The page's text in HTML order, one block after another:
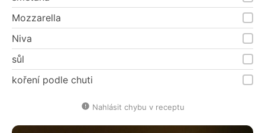
Mozzarella
Niva
sůl
koření podle chuti
Nahlásit chybu v receptu